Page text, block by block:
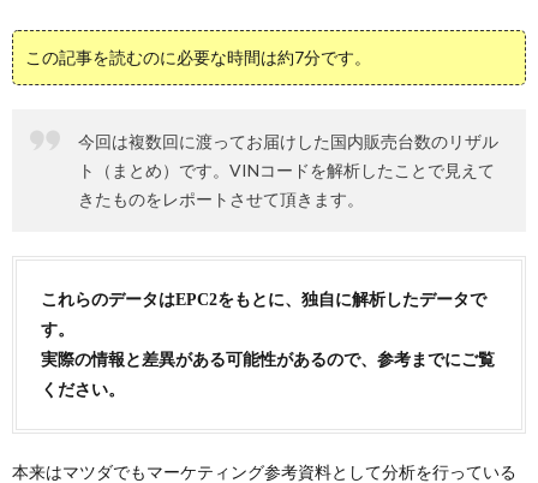
この記事を読むのに必要な時間は約7分です。
今回は複数回に渡ってお届けした国内販売台数のリザル
ト（まとめ）です。VINコードを解析したことで見えて
きたものをレポートさせて頂きます。
これらのデータはEPC2をもとに、独自に解析したデータで
す。
実際の情報と差異がある可能性があるので、参考までにご覧
ください。
本来はマツダでもマーケティング参考資料として分析を行っている